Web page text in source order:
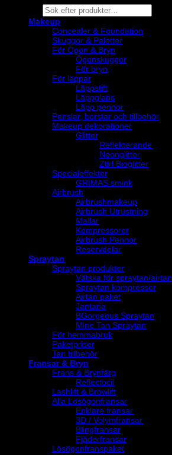
Products
search
Makeup
Concealer & Foundation
Skuggor & Paletter
För Ögon & Bryn
Ögonskuggor
För bryn
För läppar
Läppstift
Läppglans
Läpp pennor
Penslar, borstar och tillbehör
Makeup dekorationer
Glitter
Reflekterande
Neonglitter
Ztirl Bioglitter
Specialeffekter
GRIMAS smink
Airbrush
Airbrushmakeup
Airbrush Utrustning
Mallar
Kompressorer
Airbrush Pennor
Reservdelar
Spraytan
Spraytan produkter
Vätska för spraytan/airtan
Spraytan kompressor
Airtan paket
Jantana
BGorgeous Spraytan
Mine Tan Spraytan
För hemmabruk
Paketpriser
Tan tillbehör
Fransar & Bryn
Frans & Brynfärg
Reflectocil
Lashlift & Browlift
Alla Lösögonfransar
Enklare fransar
3D / Volymfransar
Blingfransar
Fjäderfransar
Lösögonfranspaket